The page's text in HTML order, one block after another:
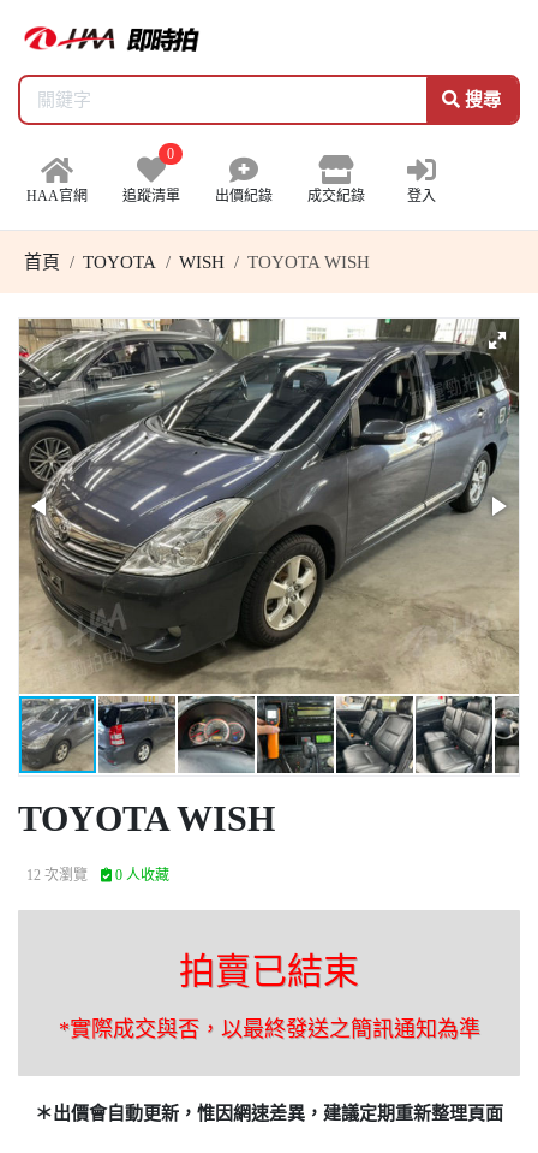
搜尋
HAA官網
0
追蹤清單 出價紀錄 成交紀錄 登入
首頁 TOYOTA WISH TOYOTA WISH
TOYOTA WISH
12 次瀏覽 0 人收藏
拍賣已結束
*實際成交與否，以最終發送之簡訊通知為準
＊出價會自動更新，惟因網速差異，建議定期重新整理頁面